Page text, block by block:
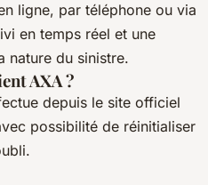
ligne, par téléphone ou via
en temps réel et une
nature du sinistre.
AXA ?
depuis le site officiel
possibilité de réinitialiser